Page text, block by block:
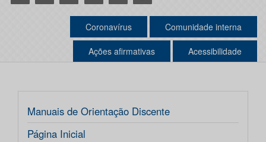
Coronavírus Comunidade interna
Ações afirmativas Acessibilidade
Manuais de Orientação Discente
Página Inicial